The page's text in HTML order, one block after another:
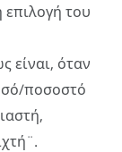
του
είναι, όταν
ποσοστό